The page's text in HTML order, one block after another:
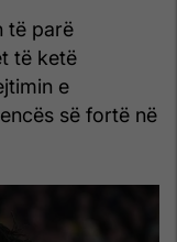
të parë
të ketë
e
së fortë në